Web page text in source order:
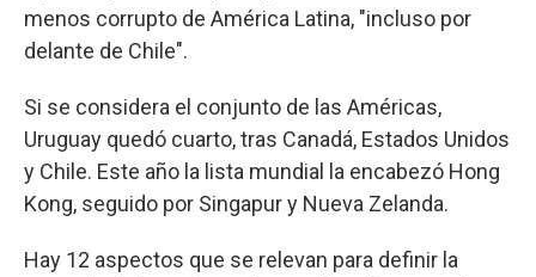
menos corrupto de América Latina, "incluso por
delante de Chile".
Si se considera el conjunto de las Américas,
Uruguay quedó cuarto, tras Canadá, Estados Unidos
y Chile. Este año la lista mundial la encabezó Hong
Kong, seguido por Singapur y Nueva Zelanda.
Hay 12 aspectos que se relevan para definir la